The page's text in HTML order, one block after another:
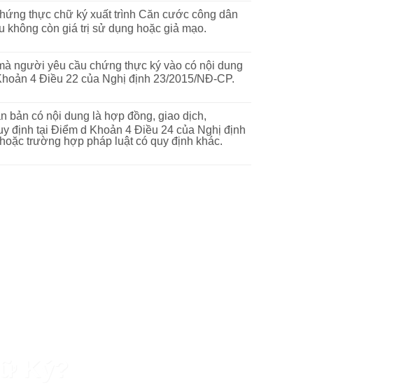
thực chữ ký xuất trình Căn cước công dân
không còn giá trị sử dụng hoặc giả mạo.
người yêu cầu chứng thực ký vào có nội dung
4 Điều 22 của Nghị định 23/2015/NĐ-CP.
bản có nội dung là hợp đồng, giao dịch,
định tại Điểm d Khoản 4 Điều 24 của Nghị định
trường hợp pháp luật có quy định khác.
Ký?